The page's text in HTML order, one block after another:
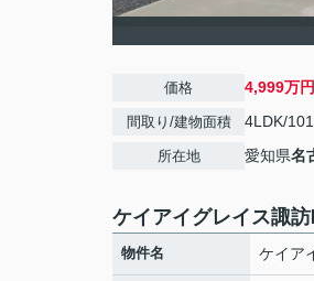
価格 4,999万円
間取り/建物面積 4LDK/
所在地 愛知県名
ケイアイグレイス諏
物件名 ケイア